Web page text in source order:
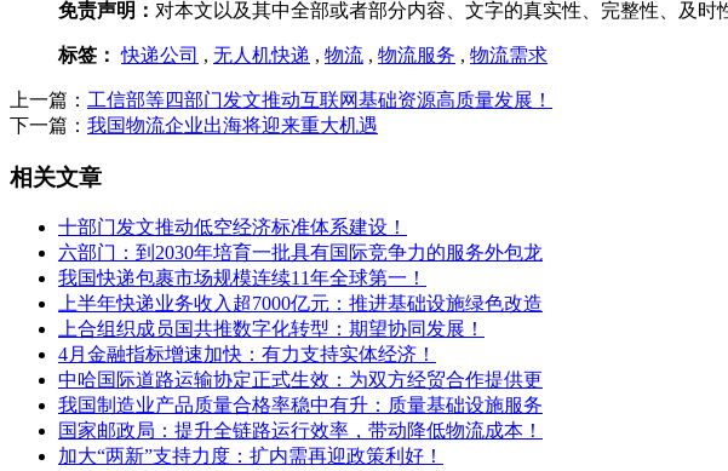
免责声明： 对本文以及其中全部或者部分内容、文字的真实性、完整性、及
标签： 快递公司 , 无人机快递 , 物流 , 物流服务 , 物流需求
上一篇： 工信部等四部门发文推动互联网基础资源高质量发展！
下一篇： 我国物流企业出海将迎来重大机遇
相关文章
十部门发文推动低空经济标准体系建设！
六部门：到2030年培育一批具有国际竞争力的服务外包龙
我国快递包裹市场规模连续11年全球第一！
上半年快递业务收入超7000亿元：推进基础设施绿色改造
上合组织成员国共推数字化转型：期望协同发展！
4月金融指标增速加快：有力支持实体经济！
中哈国际道路运输协定正式生效：为双方经贸合作提供更
我国制造业产品质量合格率稳中有升：质量基础设施服务
国家邮政局：提升全链路运行效率，带动降低物流成本！
加大“两新”支持力度：扩内需再迎政策利好！